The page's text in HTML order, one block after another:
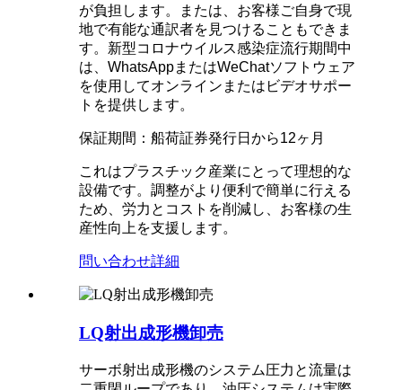
が負担します。または、お客様ご自身で現
地で有能な通訳者を見つけることもできま
す。新型コロナウイルス感染症流行期間中
は、WhatsAppまたはWeChatソフトウェア
を使用してオンラインまたはビデオサポー
トを提供します。
保証期間：船荷証券発行日から12ヶ月
これはプラスチック産業にとって理想的な
設備です。調整がより便利で簡単に行える
ため、労力とコストを削減し、お客様の生
産性向上を支援します。
問い合わせ詳細
LQ射出成形機卸売
サーボ射出成形機のシステム圧力と流量は